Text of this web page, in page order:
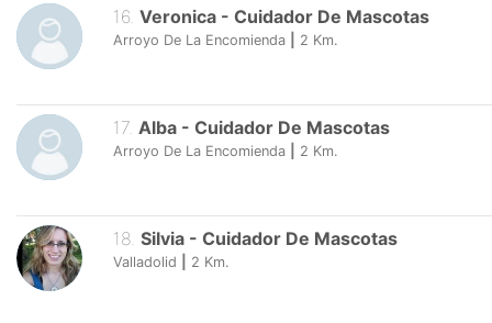
16 Veronica - Cuidador De Mascotas
Arroyo De La Encomienda 2 Km.
17. Alba - Cuidador De Mascotas
Arroyo De La Encomienda 2 Km.
18. Silvia - Cuidador De Mascotas
Valladolid 2 Km.